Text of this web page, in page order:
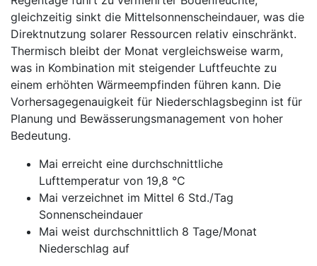
gleichzeitig sinkt die Mittelsonnenscheindauer, was die
Direktnutzung solarer Ressourcen relativ einschränkt.
Thermisch bleibt der Monat vergleichsweise warm,
was in Kombination mit steigender Luftfeuchte zu
einem erhöhten Wärmeempfinden führen kann. Die
Vorhersagegenauigkeit für Niederschlagsbeginn ist für
Planung und Bewässerungsmanagement von hoher
Bedeutung.
Mai erreicht eine durchschnittliche
Lufttemperatur von 19,8 °C
Mai verzeichnet im Mittel 6 Std./Tag
Sonnenscheindauer
Mai weist durchschnittlich 8 Tage/Monat
Niederschlag auf